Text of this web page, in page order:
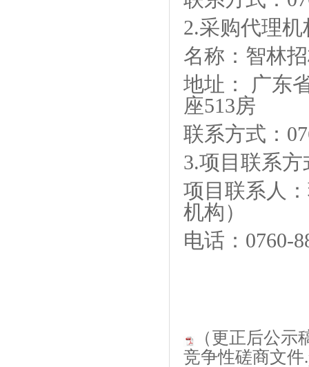
2.采购代理机
名称：智林
地址：
广东
座513房
联系方式：
3.项目联系方
项目联系人：
机构）
电话： 0760-
（更正后公
竞争性磋商文件